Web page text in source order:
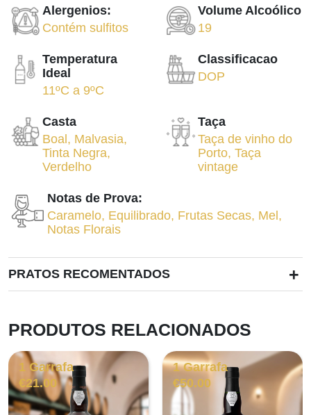
Alergenios:
Contém sulfitos
Volume Alcoólico
19
Temperatura
Ideal
11ºC a 9ºC
Classificacao
DOP
Casta
Boal , Malvasia,
Tinta Negra,
Verdelho
Taça
Taça de vinho do
Porto,Taça
vintage
Notas de Prova:
Caramelo, Equilibrado, Frutas Secas, Mel ,
Notas Florais
PRATOS RECOMENTADOS +
PRODUTOS RELACIONADOS
1 Garrafa
€21.00
1 Garrafa
€50.00